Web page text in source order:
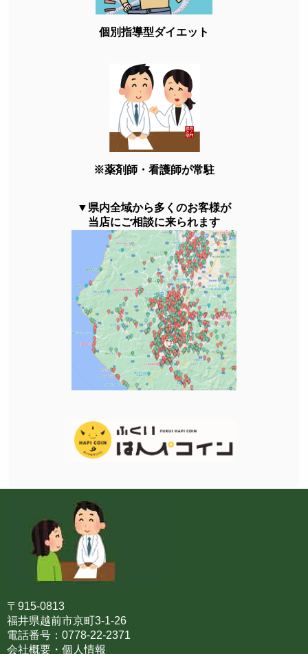
個別指導型ダイエット
※薬剤師・看護師が常駐
▼県内全域から多くのお客様が
当店にご相談に来られます
〒915-0813
福井県越前市京町3-1-26
電話番号：0778-22-2371
会社概要・個人情報